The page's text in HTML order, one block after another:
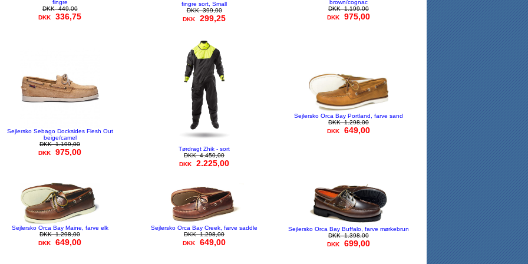
fingre
DKK449,00
DKK
336,75
fingre sort, Small
DKK399,00
DKK
299,25
brown/cognac
DKK1.199,00
DKK
975,00
Sejlersko Sebago Docksides Flesh Out
beige/camel
DKK1.199,00
DKK
975,00
Tørdragt Zhik - sort
DKK4.450,00
DKK
2.225,00
Sejlersko Orca Bay Portland, farve sand
DKK1.298,00
DKK
649,00
Sejlersko Orca Bay Maine, farve elk
DKK1.298,00
DKK
649,00
Sejlersko Orca Bay Creek, farve saddle
DKK1.298,00
DKK
649,00
Sejlersko Orca Bay Buffalo, farve mørkebrun
DKK1.398,00
DKK
699,00